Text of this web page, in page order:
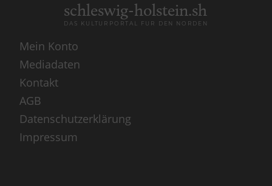
schleswig-holstein.sh
DAS KULTURPORTAL FÜR DEN NORDEN
Mein Konto
Mediadaten
Kontakt
AGB
Datenschutzerklärung
Impressum